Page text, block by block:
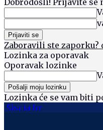
Dobrodošli! Prijavite se
Zaboravili ste zaporku?
Lozinka za oporavak
Oporavak lozinke
Lozinka će se vam biti
Siscia hr